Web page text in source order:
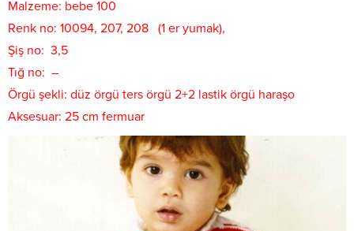
Malzeme: bebe 100
Renk no: 10094, 207, 208 (1 er yumak),
Şiş no: 3,5
Tığ no: –
Örgü şekli: düz örgü ters örgü 2+2 lastik örgü haraşo
Aksesuar: 25 cm fermuar